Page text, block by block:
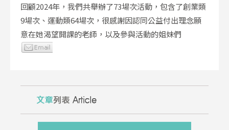
回顧2024年，我們共舉辦了73場次活動，包含了創業類
9場次、運動類64場次，很感謝因認同公益付出理念願
意在她渴望開課的老師，以及參與活動的姐妹們